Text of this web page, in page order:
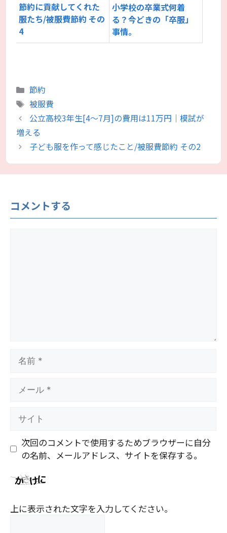
節約に貢献してくれた
服たち/被服費節約 その
4
小学校の卒業式何着
る？今どきの「卒服」
事情。
カ
テ
ゴ
リ
ー
節約
タ
グ
被服費
公立高校3年生[4～7月]の費用は11万円｜模試が
増える
子ども服を作って感じたこと/被服費節約 その2
コメントする
次回のコメントで使用するためブラウザーに自分
の名前、メールアドレス、サイトを保存する。
上に表示された文字を入力してください。